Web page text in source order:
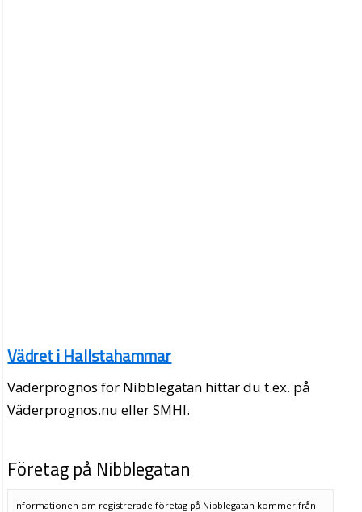
Vädret i Hallstahammar
Väderprognos för Nibblegatan hittar du t.ex. på
Väderprognos.nu eller SMHI.
Företag på Nibblegatan
Informationen om registrerade företag på Nibblegatan kommer från